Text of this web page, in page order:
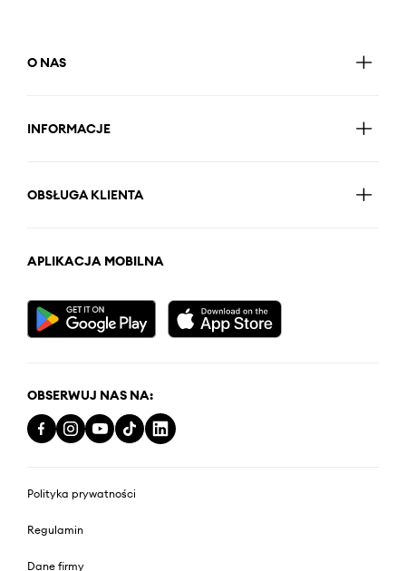
O NAS
INFORMACJE
OBSŁUGA KLIENTA
APLIKACJA MOBILNA
OBSERWUJ NAS NA:
Polityka prywatności
Regulamin
Dane firmy